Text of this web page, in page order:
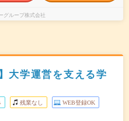
グループ株式会社
大学運営を支える学
残業なし WEB登録OK